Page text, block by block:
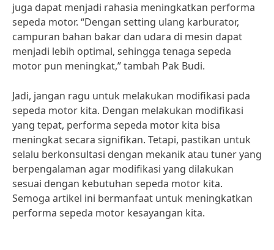
juga dapat menjadi rahasia meningkatkan performa
sepeda motor. “Dengan setting ulang karburator,
campuran bahan bakar dan udara di mesin dapat
menjadi lebih optimal, sehingga tenaga sepeda
motor pun meningkat,” tambah Pak Budi.
Jadi, jangan ragu untuk melakukan modifikasi pada
sepeda motor kita. Dengan melakukan modifikasi
yang tepat, performa sepeda motor kita bisa
meningkat secara signifikan. Tetapi, pastikan untuk
selalu berkonsultasi dengan mekanik atau tuner yang
berpengalaman agar modifikasi yang dilakukan
sesuai dengan kebutuhan sepeda motor kita.
Semoga artikel ini bermanfaat untuk meningkatkan
performa sepeda motor kesayangan kita.